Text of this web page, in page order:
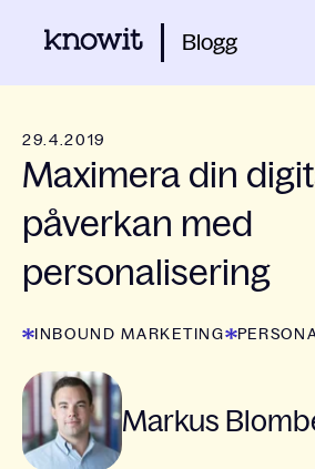
Blogg
29.4.2019
Maximera din
påverkan med
personalisering
INBOUND MARKETING
Markus